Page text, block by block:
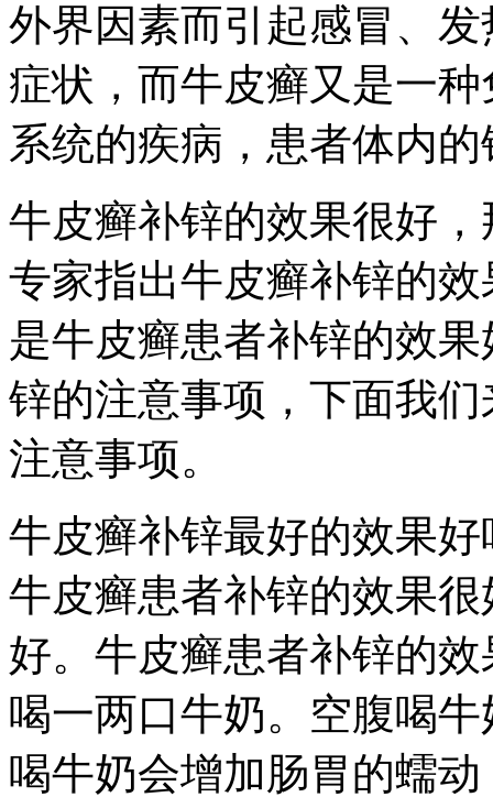
外界因素而引起感冒、
症状，而牛皮癣又是一
系统的疾病，患者体内
牛皮癣补锌的效果很好
专家指出牛皮癣补锌的
是牛皮癣患者补锌的效
锌的注意事项，下面我
注意事项。
牛皮癣补锌最好的效果
牛皮癣患者补锌的效果
好。牛皮癣患者补锌的
喝一两口牛奶。空腹喝
喝牛奶会增加肠胃的蠕